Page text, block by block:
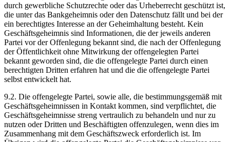
durch gewerbliche Schutzrechte oder das Urheberrecht geschützt ist,
die unter das Bankgeheimnis oder den Datenschutz fällt und bei der
ein berechtigtes Interesse an der Geheimhaltung besteht. Kein
Geschäftsgeheimnis sind Informationen, die der jeweils anderen
Partei vor der Offenlegung bekannt sind, die nach der Offenlegung
der Öffentlichkeit ohne Mitwirkung der offengelegten Partei
bekannt geworden sind, die die offengelegte Partei durch einen
berechtigten Dritten erfahren hat und die die offengelegte Partei
selbst entwickelt hat.
9.2. Die offengelegte Partei, sowie alle, die bestimmungsgemäß mit
Geschäftsgeheimnissen in Kontakt kommen, sind verpflichtet, die
Geschäftsgeheimnisse streng vertraulich zu behandeln und nur zu
nutzen oder Dritten und Beschäftigten offenzulegen, wenn dies im
Zusammenhang mit dem Geschäftszweck erforderlich ist. Im